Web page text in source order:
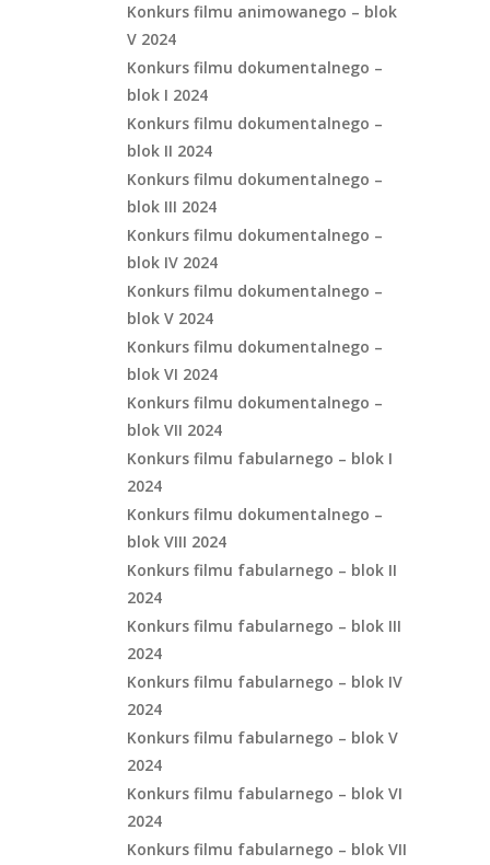
Konkurs filmu animowanego – blok
V 2024
Konkurs filmu dokumentalnego –
blok I 2024
Konkurs filmu dokumentalnego –
blok II 2024
Konkurs filmu dokumentalnego –
blok III 2024
Konkurs filmu dokumentalnego –
blok IV 2024
Konkurs filmu dokumentalnego –
blok V 2024
Konkurs filmu dokumentalnego –
blok VI 2024
Konkurs filmu dokumentalnego –
blok VII 2024
Konkurs filmu fabularnego – blok I
2024
Konkurs filmu dokumentalnego –
blok VIII 2024
Konkurs filmu fabularnego – blok II
2024
Konkurs filmu fabularnego – blok III
2024
Konkurs filmu fabularnego – blok IV
2024
Konkurs filmu fabularnego – blok V
2024
Konkurs filmu fabularnego – blok VI
2024
Konkurs filmu fabularnego – blok VII